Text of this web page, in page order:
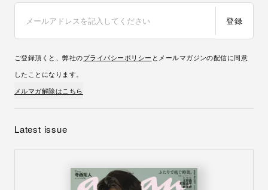
登録
ご登録頂くと、弊社のプライバシーポリシー とメールマガジンの配信に同意
したことになります。
メルマガ解除はこちら
Latest issue